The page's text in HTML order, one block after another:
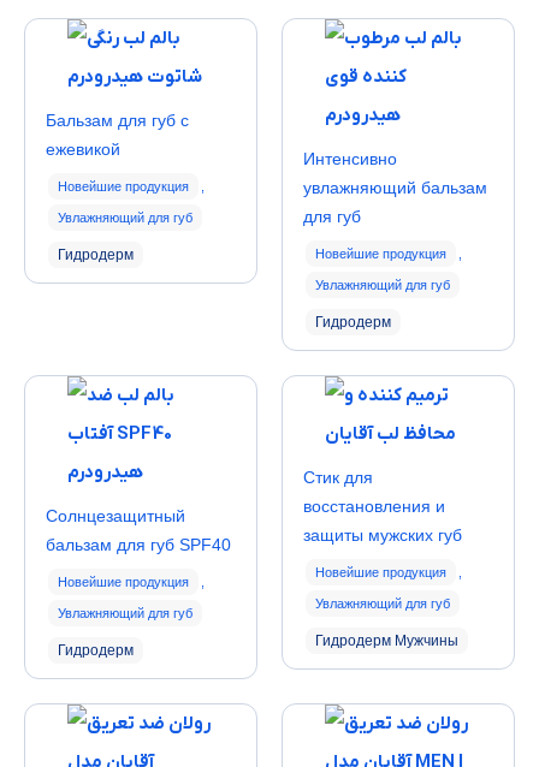
Бальзам для губ с
ежевикой
Новейшие продукция
Увлажняющий для губ
Гидродерм
Интенсивно
увлажняющий бальзам
для губ
Новейшие продукция
Увлажняющий для губ
Гидродерм
Солнцезащитный
бальзам для губ SPF40
Новейшие продукция
Увлажняющий для губ
Гидродерм
Стик для
восстановления и
защиты мужских губ
Новейшие продукция
Увлажняющий для губ
Гидродерм Мужчины